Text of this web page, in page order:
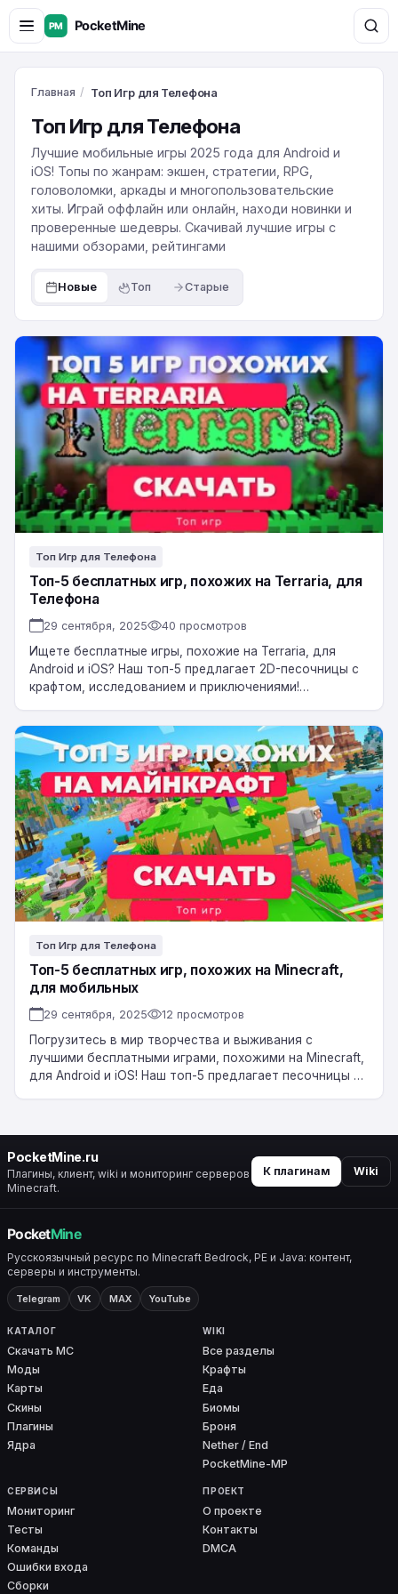
Главная / Топ Игр для Телефона
Топ Игр для Телефона
Лучшие мобильные игры 2025 года для Android и
iOS! Топы по жанрам: экшен, стратегии, RPG,
головоломки, аркады и многопользовательские
хиты. Играй оффлайн или онлайн, находи новинки и
проверенные шедевры. Скачивай лучшие игры с
нашими обзорами, рейтингами
Новые Топ Старые
Топ-5
бесплатных
игр,
похожих
на
Terraria,
для
Телефона
Топ Игр для Телефона
Топ-5 бесплатных игр, похожих на Terraria, для
Телефона
29 сентября, 2025 40 просмотров
Ищете бесплатные игры, похожие на Terraria, для
Android и iOS? Наш топ-5 предлагает 2D-песочницы с
крафтом, исследованием и приключениями!
Топ-5
бесплатных
игр,
похожих
на
Minecraft,
для
мобильных
Топ Игр для Телефона
Топ-5 бесплатных игр, похожих на Minecraft,
для мобильных
29 сентября, 2025 12 просмотров
Погрузитесь в мир творчества и выживания с
лучшими бесплатными играми, похожими на Minecraft,
для Android и iOS! Наш топ-5 предлагает песочницы с
PocketMine.ru
Плагины, клиент, wiki и мониторинг серверов
Minecraft.
К плагинам Wiki
Русскоязычный ресурс по Minecraft Bedrock, PE и Java: контент,
серверы и инструменты.
Telegram VK MAX YouTube
КАТАЛОГ
Скачать MC
Моды
Карты
Скины
Плагины
Ядра
WIKI
Все разделы
Крафты
Еда
Биомы
Броня
Nether / End
PocketMine-MP
СЕРВИСЫ
Мониторинг
Тесты
Команды
Ошибки входа
Сборки
ПРОЕКТ
О проекте
Контакты
DMCA